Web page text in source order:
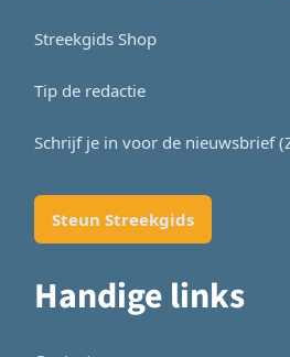
Streekgids Shop
Tip de redactie
Schrijf je in voor de nieuwsbrief
Steun Streekgids
Handige links